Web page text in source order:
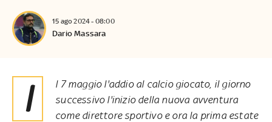
15 ago 2024 - 08:00
Dario Massara
Il 7 maggio l'addio al calcio giocato, il giorno
successivo l'inizio della nuova avventura
come direttore sportivo e ora la prima estate